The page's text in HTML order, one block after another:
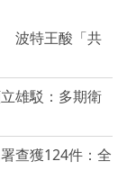
波特王酸「共
雄駁：多期衛
查獲124件：全